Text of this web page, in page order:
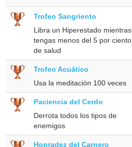
Trofeo Sangriento
Libra un Hiperestado mientras
tengas menos del 5 por ciento
de salud
Trofeo Acuático
Usa la meditación 100 veces
Paciencia del Cerdo
Derrota todos los tipos de
enemigos
Honradez del Carnero